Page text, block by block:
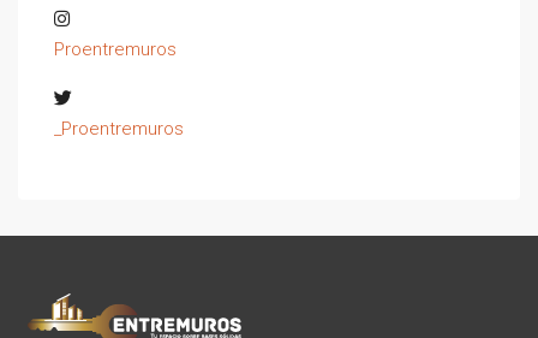
Proentremuros
_Proentremuros